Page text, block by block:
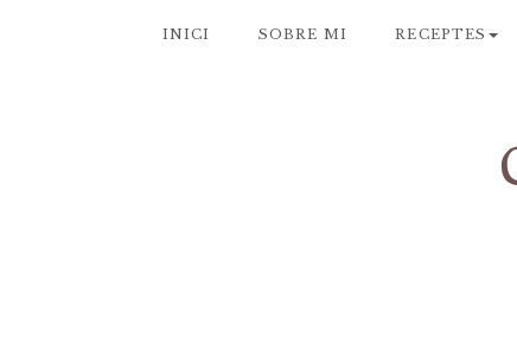
INICI SOBRE MI RECEPTES